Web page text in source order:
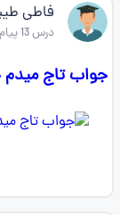
فاطی
درس 13 پیام آسمانی هفتم
جواب تاج